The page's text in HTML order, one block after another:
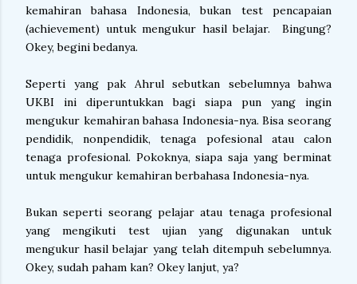
kemahiran bahasa Indonesia, bukan test pencapaian
(achievement) untuk mengukur hasil belajar. Bingung?
Okey, begini bedanya.
Seperti yang pak Ahrul sebutkan sebelumnya bahwa
UKBI ini diperuntukkan bagi siapa pun yang ingin
mengukur kemahiran bahasa Indonesia-nya. Bisa seorang
pendidik, nonpendidik, tenaga pofesional atau calon
tenaga profesional. Pokoknya, siapa saja yang berminat
untuk mengukur kemahiran berbahasa Indonesia-nya.
Bukan seperti seorang pelajar atau tenaga profesional
yang mengikuti test ujian yang digunakan untuk
mengukur hasil belajar yang telah ditempuh sebelumnya.
Okey, sudah paham kan? Okey lanjut, ya?